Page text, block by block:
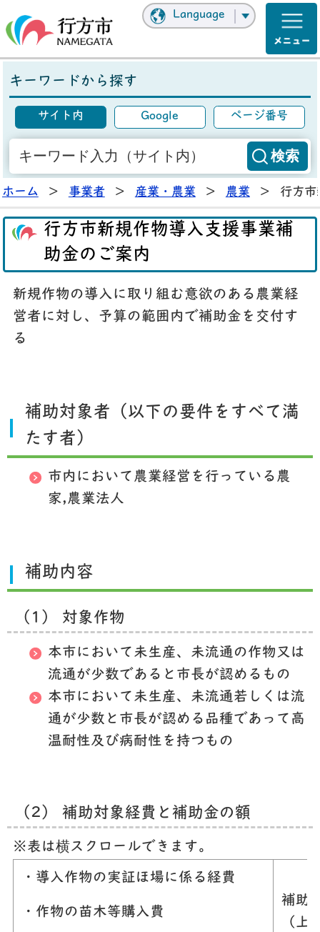
Language
キーワードから探す
サイト内 Google ページ番号
ホーム > 事業者 > 産業・農業 > 農業 > 行方市
行方市新規作物導入支援事業補
助金のご案内
新規作物の導入に取り組む意欲のある農業経
営者に対し、予算の範囲内で補助金を交付す
る
補助対象者（以下の要件をすべて満
たす者）
市内において農業経営を行っている農
家,農業法人
補助内容
（1） 対象作物
本市において未生産、未流通の作物又は
流通が少数であると市長が認めるもの
本市において未生産、未流通若しくは流
通が少数と市長が認める品種であって高
温耐性及び病耐性を持つもの
（2） 補助対象経費と補助金の額
※表は横スクロールできます。
・導入作物の実証ほ場に係る経費
・作物の苗木等購入費
補助
（上